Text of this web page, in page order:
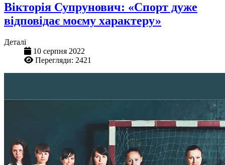
Вікторія Супрунович: «Спорт дуже
відповідає моєму характеру»
Деталі
10 серпня 2022
Перегляди: 2421